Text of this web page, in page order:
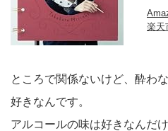
楽天
ところで関係ないけど、酔わ
好きなんです。
アルコールの味は好きなんだ